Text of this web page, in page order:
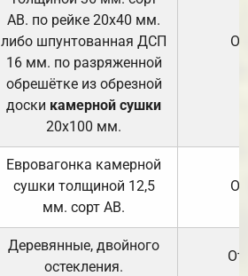
АВ. по рейке 20х40 мм.
либо шпунтованная ДСП
16 мм. по разряженной
обрешётке из обрезной
доски камерной сушки
20х100 мм.
Евровагонка камерной
сушки толщиной 12,5
мм. сорт АВ.
Деревянные, двойного
остекления.